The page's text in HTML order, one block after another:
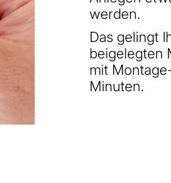
werden.
Das gelingt
beigelegten
mit
Minuten.